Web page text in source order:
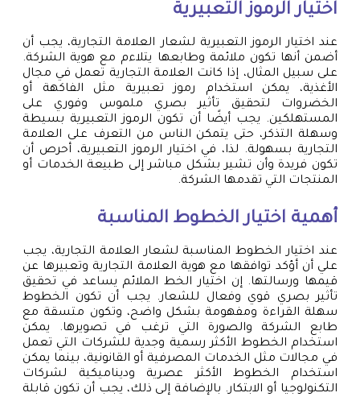
اختيار الرموز التعبيرية
عند اختيار الرموز التعبيرية لشعار العلامة التجارية، يجب أن
أضمن أنها تكون ملائمة وطابعها يتلاءم مع هوية الشركة.
على سبيل المثال، إذا كانت العلامة التجارية تعمل في مجال
الأغذية، يمكن استخدام رموز تعبيرية مثل الفاكهة أو
الخضروات لتحقيق تأثير بصري ملموس وفوري على
المستهلكين. يجب أيضًا أن تكون الرموز التعبيرية بسيطة
وسهلة التذكر، حتى يتمكن الناس من التعرف على العلامة
التجارية بسهولة. لذا، في اختيار الرموز التعبيرية، أحرص أن
تكون فريدة وأن تشير بشكل مباشر إلى طبيعة الخدمات أو
المنتجات التي تقدمها الشركة.
أهمية اختيار الخطوط المناسبة
عند اختيار الخطوط المناسبة لشعار العلامة التجارية، يجب
علي أن أؤكد توافقها مع هوية العلامة التجارية وتعبيرها عن
قيمها ورسالتها. إن اختيار الخط الملائم يساعد في تحقيق
تأثير بصري قوي وفعال للشعار. يجب أن تكون الخطوط
سهلة القراءة ومفهومة بشكل واضح، وتكون متسقة مع
طابع الشركة والصورة التي ترغب في تصويرها. يمكن
استخدام الخطوط الأكثر رسمية وجدية للشركات التي تعمل
في مجالات مثل الخدمات المصرفية أو القانونية، بينما يمكن
استخدام الخطوط الأكثر عصرية وديناميكية لشركات
التكنولوجيا أو الابتكار. بالإضافة إلى ذلك، يجب أن تكون قابلة